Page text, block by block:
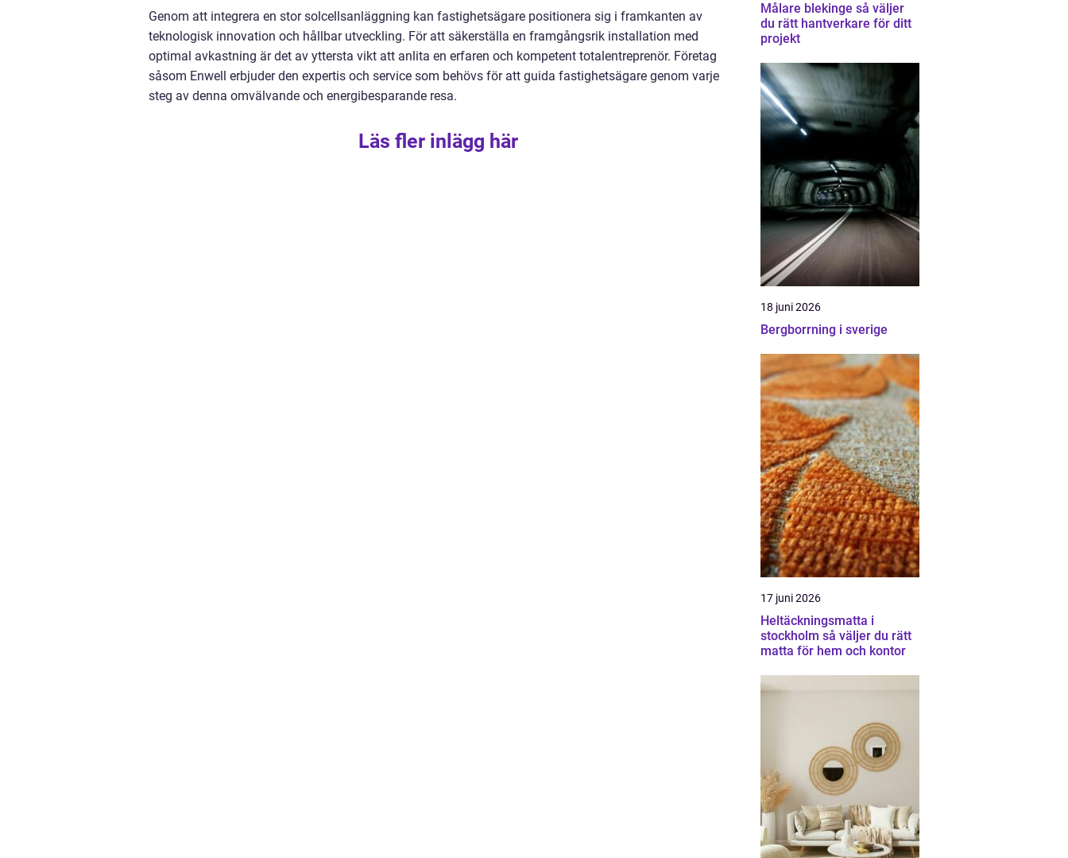
Genom att integrera en stor solcellsanläggning kan fastighetsägare positionera sig i framkanten av
teknologisk innovation och hållbar utveckling. För att säkerställa en framgångsrik installation med
optimal avkastning är det av yttersta vikt att anlita en erfaren och kompetent totalentreprenör. Företag
såsom Enwell erbjuder den expertis och service som behövs för att guida fastighetsägare genom varje
steg av denna omvälvande och energibesparande resa.
Läs fler inlägg här
Målare blekinge så väljer
du rätt hantverkare för ditt
projekt
18 juni 2026
Bergborrning i sverige
17 juni 2026
Heltäckningsmatta i
stockholm så väljer du rätt
matta för hem och kontor